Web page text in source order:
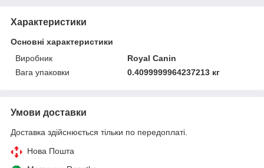
Характеристики
Основні характеристики
Виробник
Royal Canin
Вага упаковки
0.4099999964237213 кг
Умови доставки
Доставка здійснюється тільки по передоплаті.
Нова Пошта